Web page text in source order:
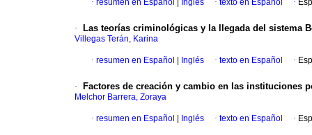
· resumen en Español Inglés · texto en Español ·
· Las teorías criminológicas y la llegada del sistema
Villegas Terán, Karina
· resumen en Español Inglés · texto en Español ·
· Factores de creación y cambio en las instituciones
Melchor Barrera, Zoraya
· resumen en Español Inglés · texto en Español ·